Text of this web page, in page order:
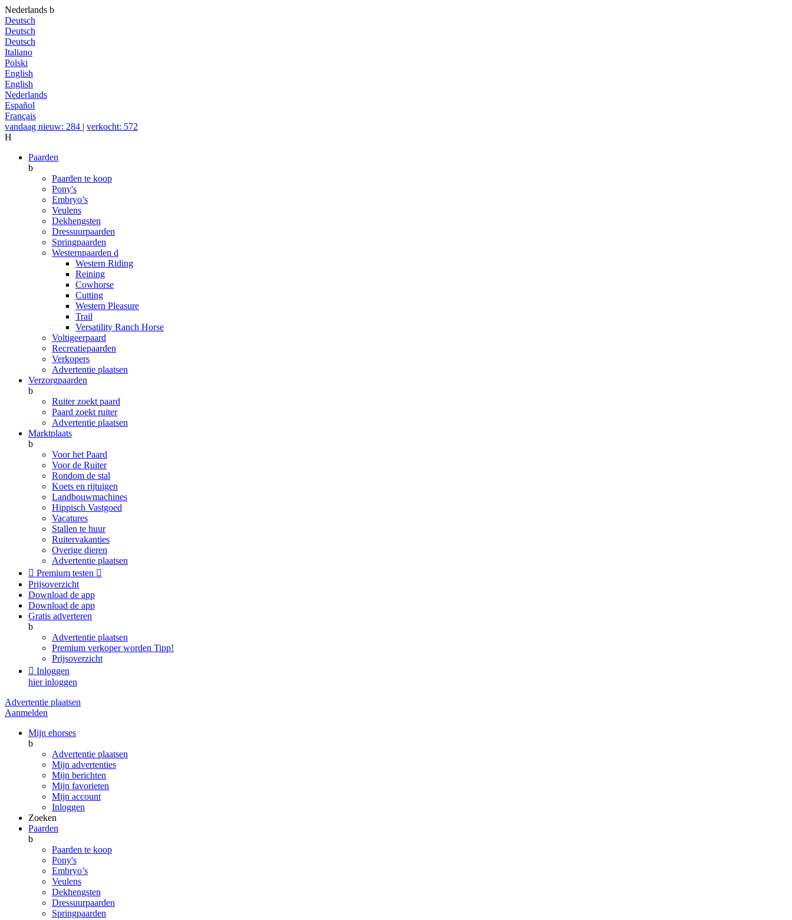
Nederlands b
Deutsch
Deutsch
Deutsch
Italiano
Polski
English
English
Nederlands
Español
Français
vandaag nieuw: 284 | verkocht: 572
H
Paarden
b
Paarden te koop
Pony's
Embryo’s
Veulens
Dekhengsten
Dressuurpaarden
Springpaarden
Westernpaarden d
Western Riding
Reining
Cowhorse
Cutting
Western Pleasure
Trail
Versatility Ranch Horse
Voltigeerpaard
Recreatiepaarden
Verkopers
Advertentie plaatsen
Verzorgpaarden
b
Ruiter zoekt paard
Paard zoekt ruiter
Advertentie plaatsen
Marktplaats
b
Voor het Paard
Voor de Ruiter
Rondom de stal
Koets en rijtuigen
Landbouwmachines
Hippisch Vastgoed
Vacatures
Stallen te huur
Ruitervakanties
Overige dieren
Advertentie plaatsen
 Premium testen 
Prijsoverzicht
Download de app
Download de app
Gratis adverteren
b
Advertentie plaatsen
Premium verkoper worden Tipp!
Prijsoverzicht
 Inloggen
hier inloggen
Advertentie plaatsen
Aanmelden
Mijn ehorses
b
Advertentie plaatsen
Mijn advertenties
Mijn berichten
Mijn favorieten
Mijn account
Inloggen
Zoeken
Paarden
b
Paarden te koop
Pony's
Embryo’s
Veulens
Dekhengsten
Dressuurpaarden
Springpaarden